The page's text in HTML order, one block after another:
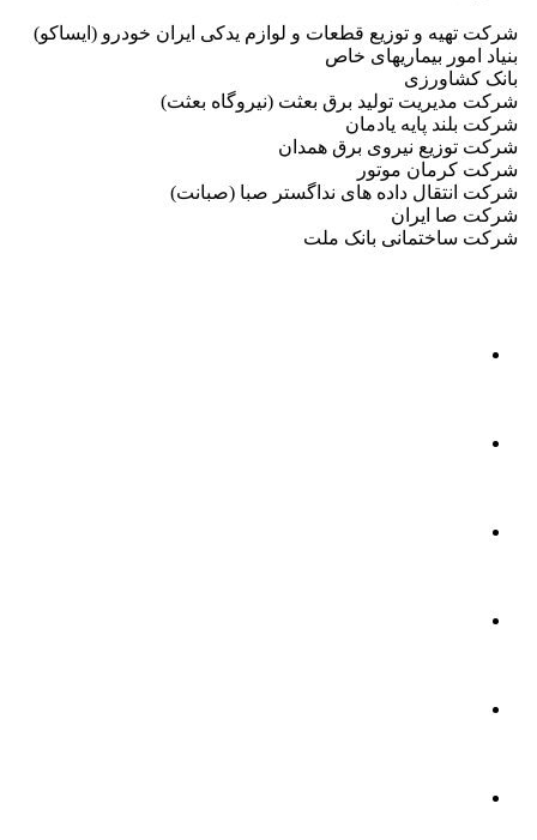
شرکت تهیه و توزیع قطعات و لوازم یدکی ایران خودرو (ایساکو)
بنیاد امور بیماریهای خاص
بانک کشاورزی
شرکت مدیریت تولید برق بعثت (نیروگاه بعثت)
شرکت بلند پایه یادمان
شرکت توزیع نیروی برق همدان
شرکت کرمان موتور
شرکت انتقال داده های نداگستر صبا (صبانت)
شرکت صا ایران
شرکت ساختمانی بانک ملت